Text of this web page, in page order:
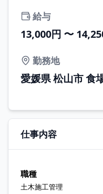
給与
13,000円 〜
勤務地
愛媛県 松山市 食
仕事内容
職種
土木施工管理